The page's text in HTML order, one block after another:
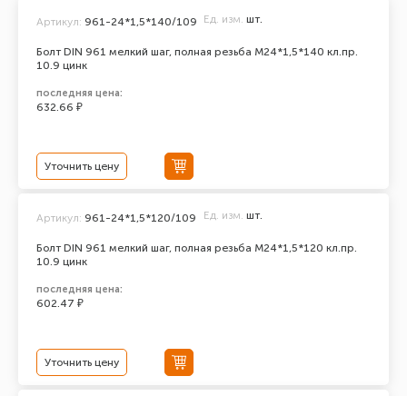
Болт DIN 961 мелкий шаг, полная резьба M24*1,5*140 кл.пр.
10.9 цинк
Артикул: 961-24*1,5*140/109 Ед. изм. шт.
последняя цена:
632.66 ₽
Уточнить цену
Болт DIN 961 мелкий шаг, полная резьба M24*1,5*120 кл.пр.
10.9 цинк
Артикул: 961-24*1,5*120/109 Ед. изм. шт.
последняя цена:
602.47 ₽
Уточнить цену